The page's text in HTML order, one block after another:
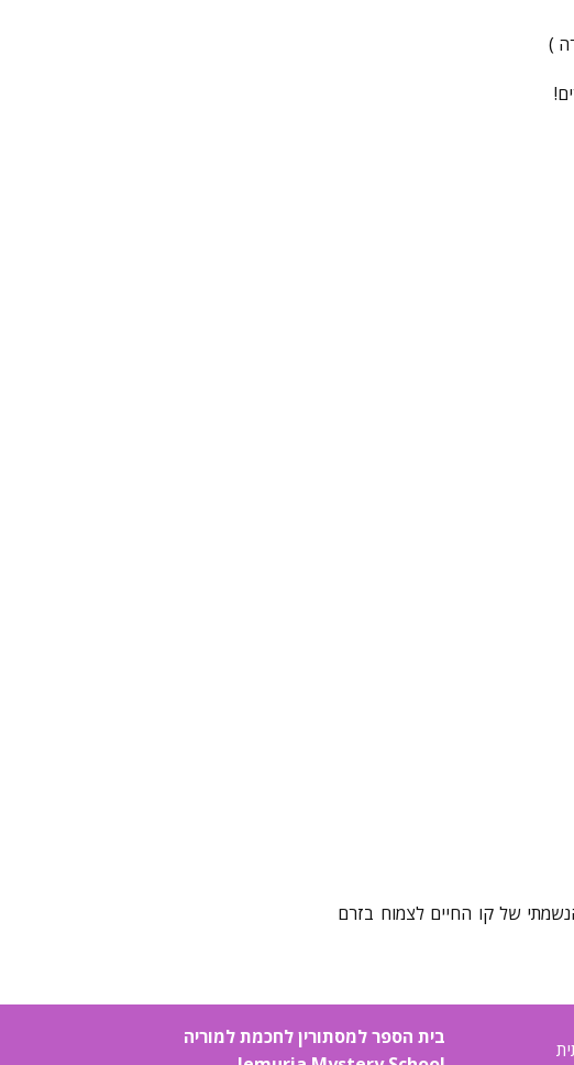
)
של קו החיים לצמוח בזרם
בית הספר למסתורין לחכמת למוריה